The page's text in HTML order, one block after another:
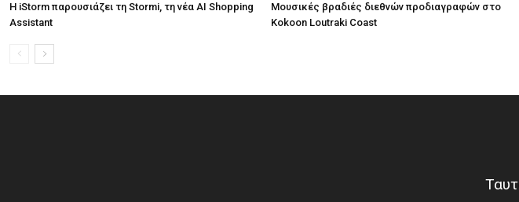
Η iStorm παρουσιάζει τη Stormi, τη νέα AI Shopping
Assistant
Μουσικές βραδιές διεθνών προδιαγραφών στο
Kokoon Loutraki Coast